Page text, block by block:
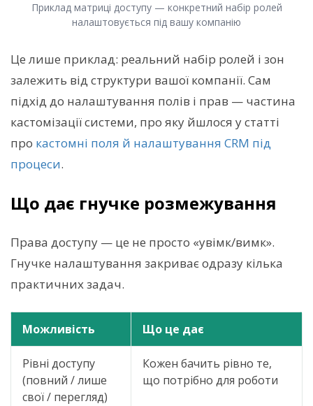
Приклад матриці доступу — конкретний набір ролей
налаштовується під вашу компанію
Це лише приклад: реальний набір ролей і зон
залежить від структури вашої компанії. Сам
підхід до налаштування полів і прав — частина
кастомізації системи, про яку йшлося у статті
про кастомні поля й налаштування CRM під
процеси.
Що дає гнучке розмежування
Права доступу — це не просто «увімк/вимк».
Гнучке налаштування закриває одразу кілька
практичних задач.
Можливість Що це дає
Рівні доступу
(повний / лише
свої / перегляд)
Кожен бачить рівно те,
що потрібно для роботи